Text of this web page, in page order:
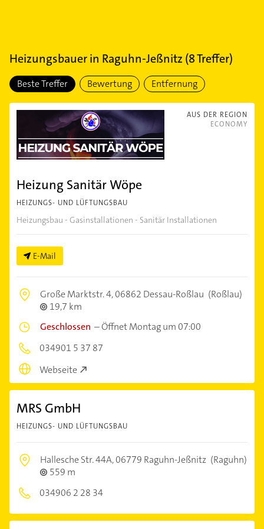
Heizungsbauerin Raguhn-Jeßnitz (8Treffer)
Beste Treffer Bewertung Entfernung
AUS DER REGION
ECONOMY
Heizung Sanitär Wöpe
HEIZUNGS- UND LÜFTUNGSBAU
Heizungsbau - Gasinstallationen - Sanitär Installationen
E-Mail
Große Marktstr. 4,06862 Dessau-Roßlau (Roßlau)
19,7 km
Geschlossen –Öffnet Montag um 07:00
034901 5 37 87
Webseite
MRS GmbH
HEIZUNGS- UND LÜFTUNGSBAU
Hallesche Str. 44A,06779 Raguhn-Jeßnitz (Raguhn)
559 m
034906 2 28 34